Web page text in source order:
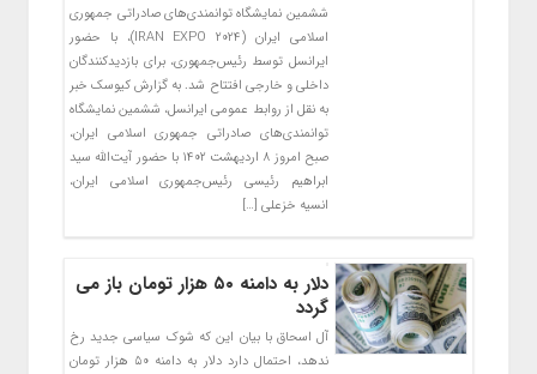
ششمین نمایشگاه توانمندی‌های صادراتی جمهوری
اسلامی ایران (IRAN EXPO 2024)، با حضور
ایرانسل توسط رئیس‌جمهوری، برای بازدیدکنندگان
داخلی و خارجی افتتاح شد. به گزارش کیوسک خبر
به نقل از روابط عمومی ایرانسل، ششمین نمایشگاه
توانمندی‌های صادراتی جمهوری اسلامی ایران،
صبح امروز ۸ اردیهشت ۱۴۰۲ با حضور آیت‌الله سید
ابراهیم رئیسی رئیس‌جمهوری اسلامی ایران،
انسیه خزعلی […]
دلار به دامنه ۵۰ هزار تومان باز می
گردد
آل اسحاق با بیان این که شوک سیاسی جدید رخ
ندهد، احتمال دارد دلار به دامنه ۵۰ هزار تومان